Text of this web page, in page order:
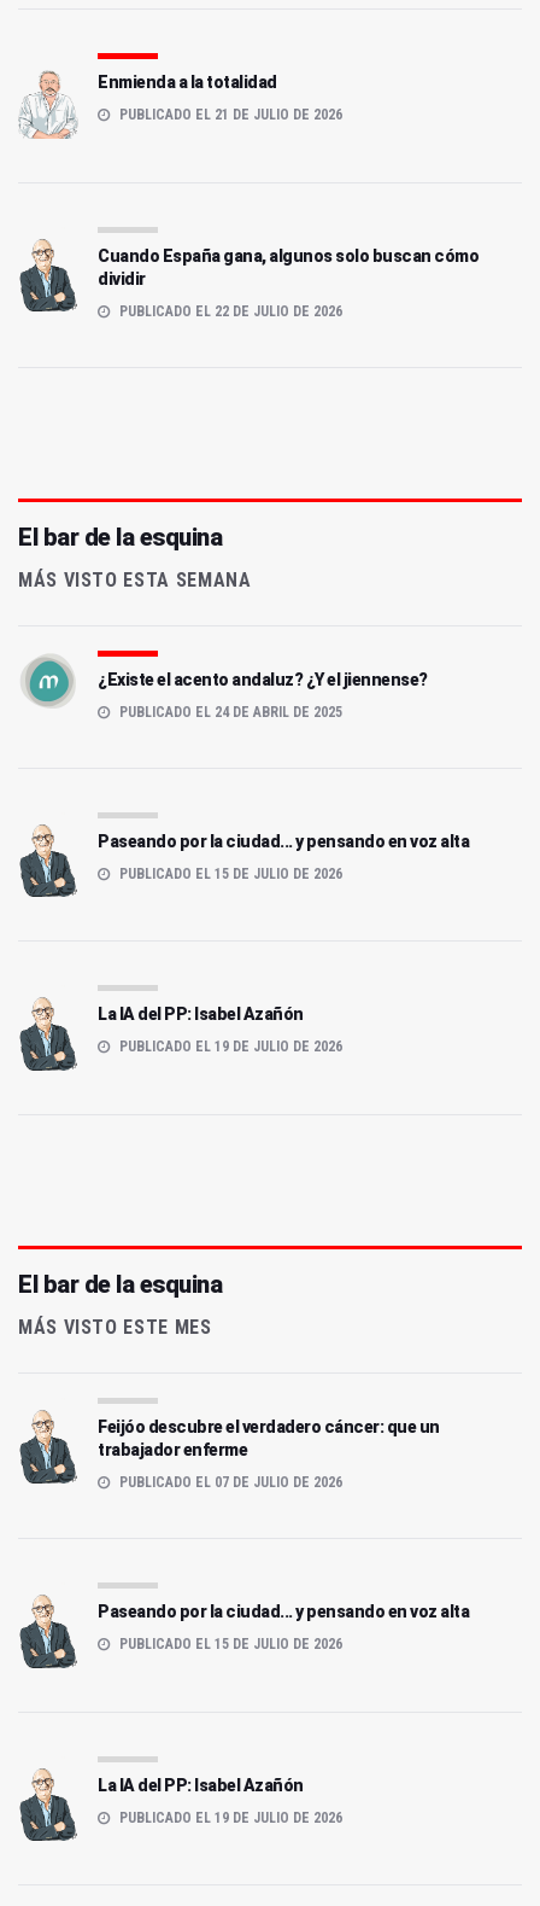
Enmienda a la totalidad
PUBLICADO EL 21 DE JULIO DE 2026
Cuando España gana, algunos solo buscan cómo
dividir
PUBLICADO EL 22 DE JULIO DE 2026
El bar de la esquina
MÁS VISTO ESTA SEMANA
¿Existe el acento andaluz? ¿Y el jiennense?
PUBLICADO EL 24 DE ABRIL DE 2025
Paseando por la ciudad... y pensando en voz alta
PUBLICADO EL 15 DE JULIO DE 2026
La IA del PP: Isabel Azañón
PUBLICADO EL 19 DE JULIO DE 2026
El bar de la esquina
MÁS VISTO ESTE MES
Feijóo descubre el verdadero cáncer: que un
trabajador enferme
PUBLICADO EL 07 DE JULIO DE 2026
Paseando por la ciudad... y pensando en voz alta
PUBLICADO EL 15 DE JULIO DE 2026
La IA del PP: Isabel Azañón
PUBLICADO EL 19 DE JULIO DE 2026